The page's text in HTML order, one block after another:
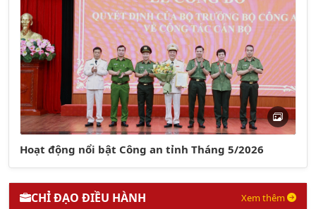
Hoạt động nổi bật Công an tỉnh Tháng 5/2026
CHỈ ĐẠO ĐIỀU HÀNH Xem thêm